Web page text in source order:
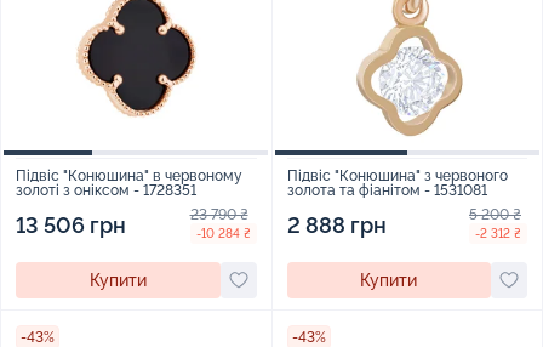
Підвіс "Конюшина" в червоному
золоті з оніксом - 1728351
13 506 грн 23 790 ₴
-10 284 ₴
Купити
Підвіс "Конюшина" з червоного
золота та фіанітом - 1531081
2 888 грн 5 200 ₴
-2 312 ₴
Купити
-43% -43%